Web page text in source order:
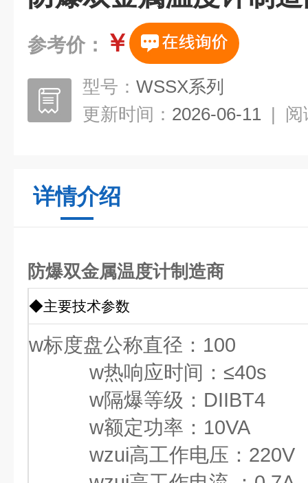
参考价： ￥
型号： WSSX系列
更新时间： 2026-06-11 | 阅
详情介绍
防爆双金属温度计制造商
◆主要技术参数
w标度盘公称直径：100
w热响应时间：≤40s
w隔爆等级：DIIBT4
w额定功率：10VA
wzui高工作电压：220V